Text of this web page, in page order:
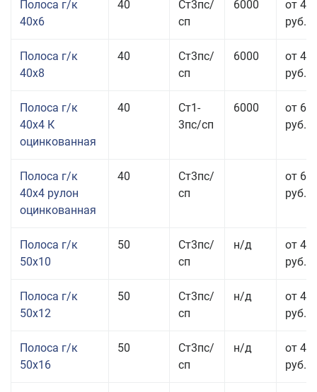
Полоса г/к
40x6
40
Ст3пс/
сп
6000
от 43
руб.
Полоса г/к
40x8
40
Ст3пс/
сп
6000
от 43
руб.
Полоса г/к
40x4 К
оцинкованная
40
Ст1-
3пс/сп
6000
от 68
руб.
Полоса г/к
40x4 рулон
оцинкованная
40
Ст3пс/
сп
от 69
руб.
Полоса г/к
50x10
50
Ст3пс/
сп
н/д
от 44
руб.
Полоса г/к
50x12
50
Ст3пс/
сп
н/д
от 43
руб.
Полоса г/к
50x16
50
Ст3пс/
сп
н/д
от 49
руб.